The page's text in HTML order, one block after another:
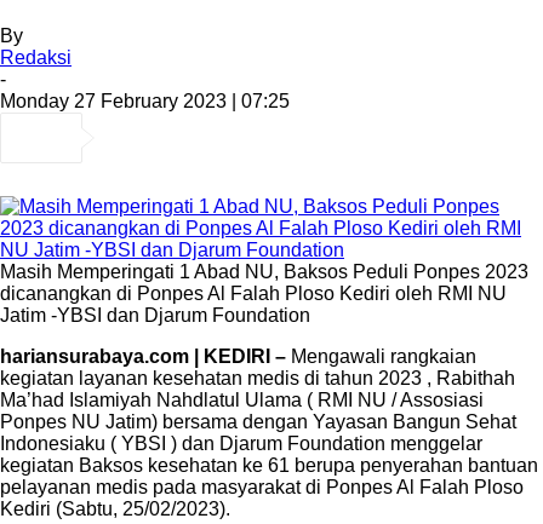
By
Redaksi
-
Monday 27 February 2023 | 07:25
Masih Memperingati 1 Abad NU, Baksos Peduli Ponpes 2023
dicanangkan di Ponpes Al Falah Ploso Kediri oleh RMI NU
Jatim -YBSI dan Djarum Foundation
hariansurabaya.com | KEDIRI – Mengawali rangkaian
kegiatan layanan kesehatan medis di tahun 2023 , Rabithah
Ma’had Islamiyah Nahdlatul Ulama ( RMI NU / Assosiasi
Ponpes NU Jatim) bersama dengan Yayasan Bangun Sehat
Indonesiaku ( YBSI ) dan Djarum Foundation menggelar
kegiatan Baksos kesehatan ke 61 berupa penyerahan bantuan
pelayanan medis pada masyarakat di Ponpes Al Falah Ploso
Kediri (Sabtu, 25/02/2023).